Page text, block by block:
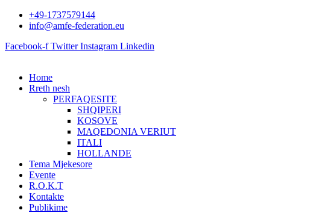
Skip
+49-1737579144
info@amfe-federation.eu
Facebook-f Twitter Instagram Linkedin
Home
Rreth nesh
PERFAQESITE
SHQIPERI
KOSOVE
MAQEDONIA VERIUT
ITALI
HOLLANDE
Tema Mjekesore
Evente
R.O.K.T
Kontakte
Publikime